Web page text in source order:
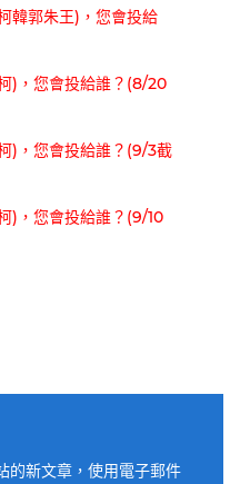
韓郭朱王)，您會投給
)，您會投給誰？(8/20
)，您會投給誰？(9/3截
)，您會投給誰？(9/10
的新文章，使用電子郵件